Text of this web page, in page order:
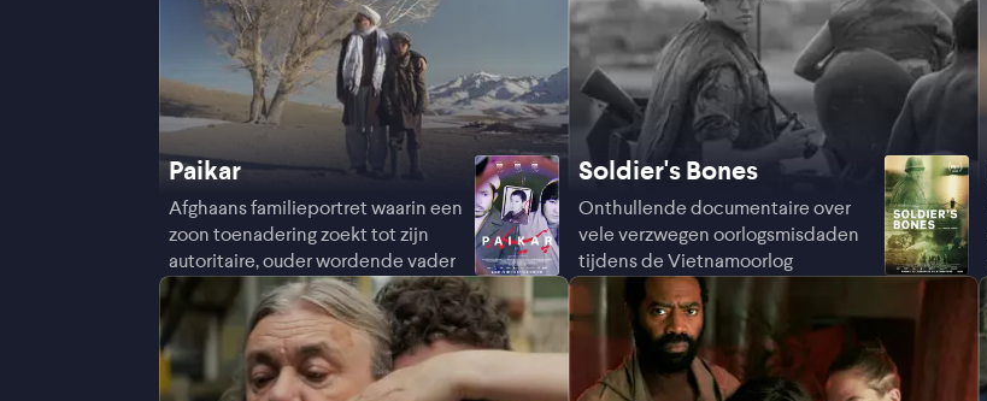
Paikar
Afghaans familieportret waarin een
zoon toenadering zoekt tot zijn
autoritaire, ouder wordende vader
Soldier's Bones
Onthullende documentaire over
vele verzwegen oorlogsmisdaden
tijdens de Vietnamoorlog